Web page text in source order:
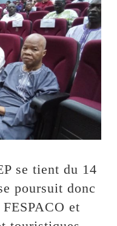
se tient du 14
poursuit donc
et